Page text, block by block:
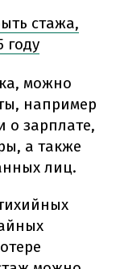
стажа,
году
можно
например
о зарплате,
а также
лиц.